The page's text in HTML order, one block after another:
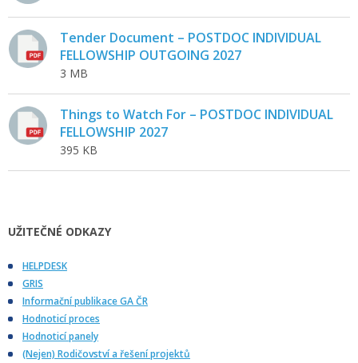
Tender Document – POSTDOC INDIVIDUAL
FELLOWSHIP OUTGOING 2027
3 MB
Things to Watch For – POSTDOC INDIVIDUAL
FELLOWSHIP 2027
395 KB
UŽITEČNÉ ODKAZY
HELPDESK
GRIS
Informační publikace GA ČR
Hodnoticí proces
Hodnoticí panely
(Nejen) Rodičovství a řešení projektů